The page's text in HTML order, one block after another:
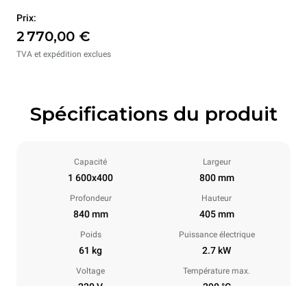
Prix:
2 770,00 €
TVA et expédition exclues
Spécifications du produit
Capacité
1 600x400
Largeur
800 mm
Profondeur
840 mm
Hauteur
405 mm
Poids
61 kg
Puissance électrique
2.7 kW
Voltage Température max.